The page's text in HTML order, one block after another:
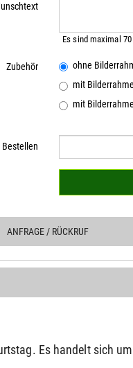
Es sind maximal
Zubehör
ohne
mit
mit
Bestellen
ANFRAGE / RÜCKRUF
Es handelt sich